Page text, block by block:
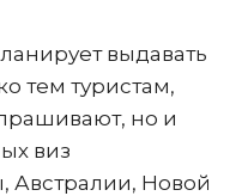
выдавать
тем туристам,
но и
виз
Австралии, Новой